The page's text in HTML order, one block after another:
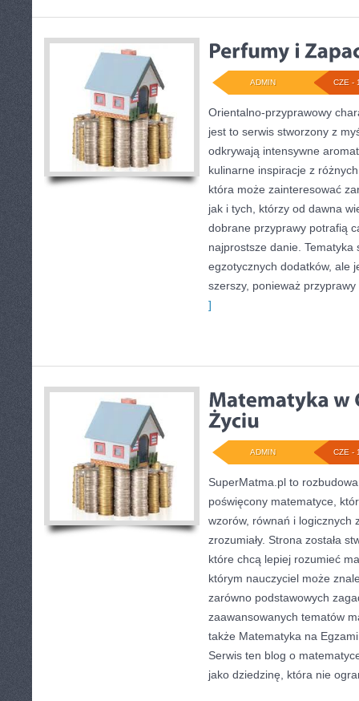
CZE -
ADMIN
Orientalno-przyprawowy
jest to serwis stworzony z
odkrywają intensywne
kulinarne inspiracje z
która może zainteresować
jak i tych, którzy od dawna
dobrane przyprawy potrafią
najprostsze danie. Tematyka
egzotycznych dodatków, ale
szerszy, ponieważ
]
CZE -
ADMIN
SuperMatma.pl to
poświęcony matematyce,
wzorów, równań i logicznych
zrozumiały. Strona została
które chcą lepiej rozumieć
którym nauczyciel może
zarówno podstawowych
zaawansowanych tematów
także Matematyka na
Serwis ten blog o
jako dziedzinę, która nie